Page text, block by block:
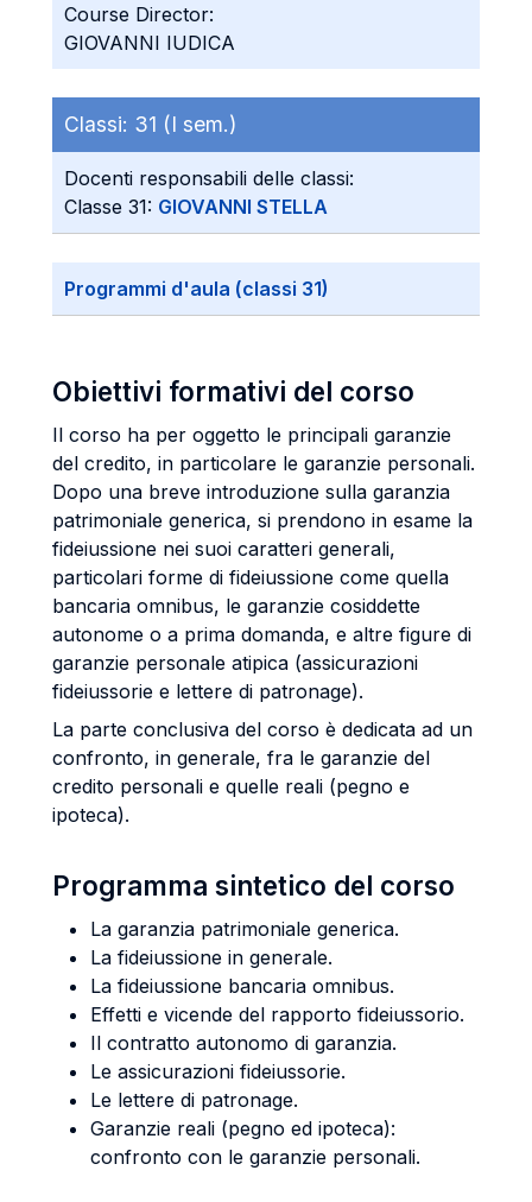
Course Director:
GIOVANNI IUDICA
Classi: 31 (I sem.)
Docenti responsabili delle classi:
Classe 31: GIOVANNI STELLA
Programmi d'aula (classi 31)
Obiettivi formativi del corso
Il corso ha per oggetto le principali garanzie
del credito, in particolare le garanzie personali.
Dopo una breve introduzione sulla garanzia
patrimoniale generica, si prendono in esame la
fideiussione nei suoi caratteri generali,
particolari forme di fideiussione come quella
bancaria omnibus, le garanzie cosiddette
autonome o a prima domanda, e altre figure di
garanzie personale atipica (assicurazioni
fideiussorie e lettere di patronage).
La parte conclusiva del corso è dedicata ad un
confronto, in generale, fra le garanzie del
credito personali e quelle reali (pegno e
ipoteca).
Programma sintetico del corso
La garanzia patrimoniale generica.
La fideiussione in generale.
La fideiussione bancaria omnibus.
Effetti e vicende del rapporto fideiussorio.
Il contratto autonomo di garanzia.
Le assicurazioni fideiussorie.
Le lettere di patronage.
Garanzie reali (pegno ed ipoteca):
confronto con le garanzie personali.